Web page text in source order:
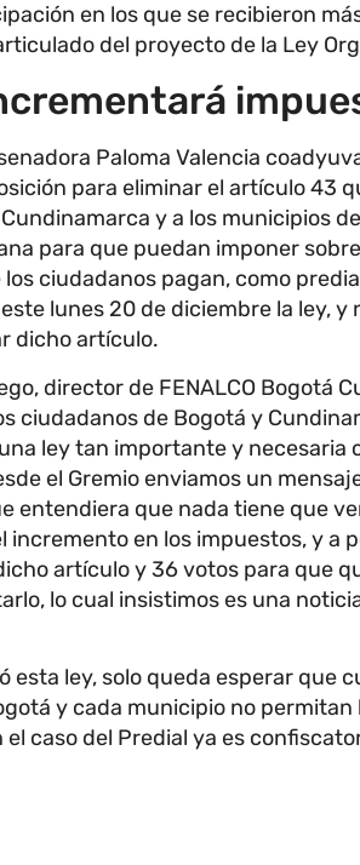
en los que se recibieron
del proyecto de la Ley
Paloma Valencia
para eliminar el artículo 43
y a los municipios
para que puedan imponer
ciudadanos pagan, como
lunes 20 de diciembre la ley,
dicho artículo.
director de FENALCO Bogotá
ciudadanos de Bogotá y
ley tan importante y necesaria
el Gremio enviamos un
entendiera que nada tiene que
incremento en los impuestos, y a
artículo y 36 votos para que
lo cual insistimos es una
esta ley, solo queda esperar que
y cada municipio no
caso del Predial ya es